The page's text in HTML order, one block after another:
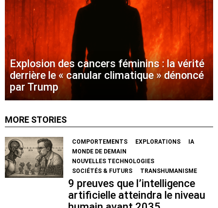
Explosion des cancers féminins : la vérité
derrière le « canular climatique » dénoncé
par Trump
MORE STORIES
COMPORTEMENTS EXPLORATIONS
IA
MONDE DE DEMAIN
NOUVELLES TECHNOLOGIES
SOCIÉTÉS & FUTURS
TRANSHUMANISME
9 preuves que l’intelligence
artificielle atteindra le niveau